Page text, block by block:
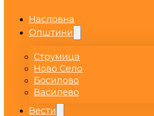
Насловна
Општини
Струмица
Ново Село
Босилово
Василево
Вести